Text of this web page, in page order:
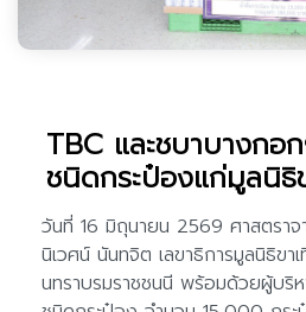
TBC และชบาบางก
ชนิดกระป๋องแก่มูลนิธิ